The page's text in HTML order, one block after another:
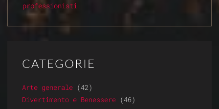
professionisti
CATEGORIE
Arte generale (42)
Divertimento e Benessere (46)